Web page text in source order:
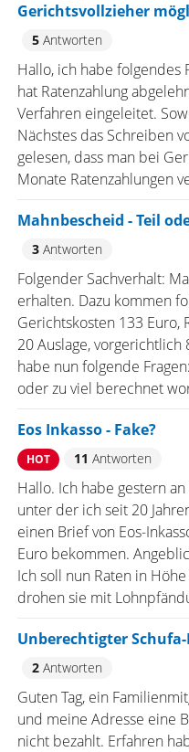
Gerichtsvollzieher
5Antworten
Hallo, ich habe folgendes
hat Ratenzahlung
Verfahren eingeleitet.
Nächstes das Schreiben
gelesen, dass man bei
Monate Ratenzahlungen
Mahnbescheid - Teil
3Antworten
Folgender Sachverhalt:
erhalten. Dazu kommen
Gerichtskosten 133 Euro,
20 Auslage, vorgerichtlich
habe nun folgende
oder zu viel berechnet
Eos Inkasso - Fake?
HOT 11 Antworten
Hallo. Ich habe gestern
unter der ich seit 20
einen Brief von Eos-
Euro bekommen.
Ich soll nun Raten in
drohen sie mit
Unberechtigter
2Antworten
Guten Tag, ein
und meine Adresse eine
nicht bezahlt. Erfahren